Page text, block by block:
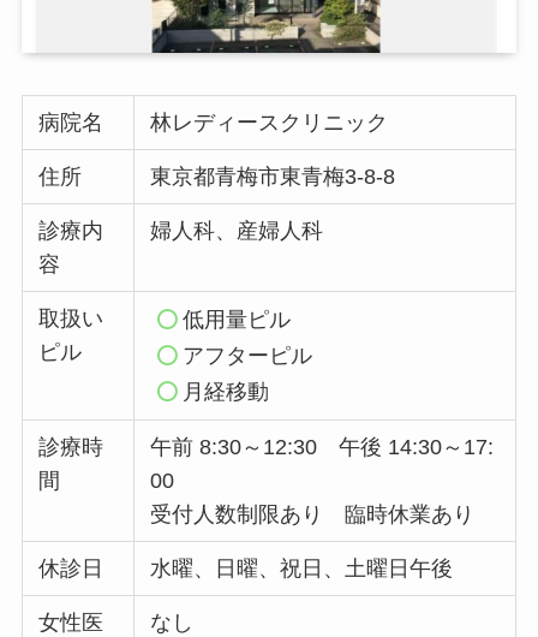
病院名 林レディースクリニック
住所 東京都青梅市東青梅3-8-8
診療内
容
婦人科、産婦人科
取扱い
ピル
低用量ピル
アフターピル
月経移動
診療時
間
午前 8:30～12:30 午後 14:30～17:
00
受付人数制限あり 臨時休業あり
休診日 水曜、日曜、祝日、土曜日午後
女性医
なし